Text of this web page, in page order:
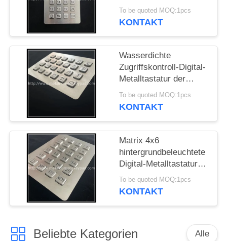
Zugriffskontroll-Digital-
Metalltastatur ODM 24
To be quoted MOQ:1pcs
KONTAKT
Wasserdichte
Zugriffskontroll-Digital-
Metalltastatur der
numerischen Tastatur-
IP65
To be quoted MOQ:1pcs
KONTAKT
Matrix 4x6
hintergrundbeleuchtete
Digital-Metalltastatur
der Vandalen-
beständige Tastatur-24
To be quoted MOQ:1pcs
KONTAKT
Beliebte Kategorien Alle